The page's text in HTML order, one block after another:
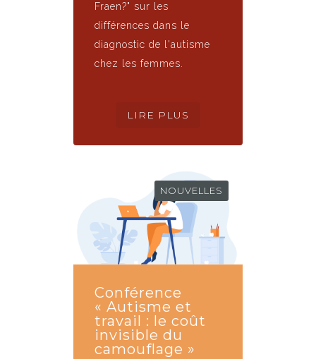
Fraen?" sur les
différences dans le
diagnostic de l'autisme
chez les femmes.
NOUVELLES
Conférence
« Autisme et
travail : le coût
invisible du
camouflage »